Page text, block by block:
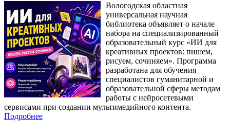
Вологодская областная
универсальная научная
библиотека объявляет о начале
набора на специализированный
образовательный курс «ИИ для
креативных проектов: пишем,
рисуем, сочиняем». Программа
разработана для обучения
специалистов гуманитарной и
образовательной сферы методам
работы с нейросетевыми
сервисами при создании мультимедийного контента.
Подробнее